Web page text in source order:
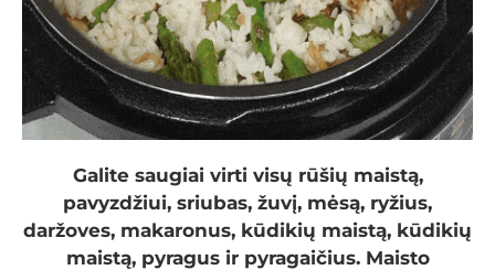
Galite saugiai virti visų rūšių maistą,
pavyzdžiui, sriubas, žuvį, mėsą, ryžius,
daržoves, makaronus, kūdikių maistą, kūdikių
maistą, pyragus ir pyragaičius. Maisto